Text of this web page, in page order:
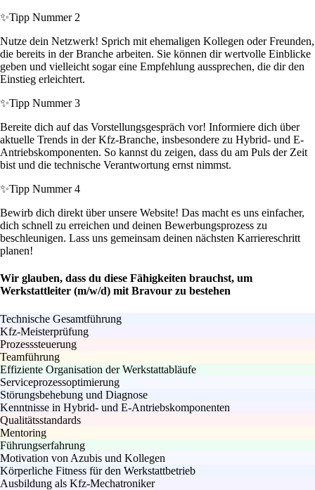
✨Tipp Nummer 2
Nutze dein Netzwerk! Sprich mit ehemaligen Kollegen oder Freunden,
die bereits in der Branche arbeiten. Sie können dir wertvolle Einblicke
geben und vielleicht sogar eine Empfehlung aussprechen, die dir den
Einstieg erleichtert.
✨Tipp Nummer 3
Bereite dich auf das Vorstellungsgespräch vor! Informiere dich über
aktuelle Trends in der Kfz-Branche, insbesondere zu Hybrid- und E-
Antriebskomponenten. So kannst du zeigen, dass du am Puls der Zeit
bist und die technische Verantwortung ernst nimmst.
✨Tipp Nummer 4
Bewirb dich direkt über unsere Website! Das macht es uns einfacher,
dich schnell zu erreichen und deinen Bewerbungsprozess zu
beschleunigen. Lass uns gemeinsam deinen nächsten Karriereschritt
planen!
Wir glauben, dass du diese Fähigkeiten brauchst, um
Werkstattleiter (m/w/d) mit Bravour zu bestehen
Technische Gesamtführung
Kfz-Meisterprüfung
Prozesssteuerung
Teamführung
Effiziente Organisation der Werkstattabläufe
Serviceprozessoptimierung
Störungsbehebung und Diagnose
Kenntnisse in Hybrid- und E-Antriebskomponenten
Qualitätsstandards
Mentoring
Führungserfahrung
Motivation von Azubis und Kollegen
Körperliche Fitness für den Werkstattbetrieb
Ausbildung als Kfz-Mechatroniker